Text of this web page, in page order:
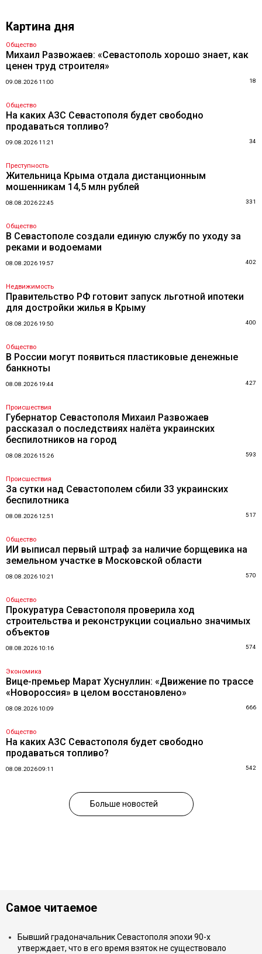
Картина дня
Общество
Михаил Развожаев: «Севастополь хорошо знает, как
ценен труд строителя»
09.08.2026 11:00 18
Общество
На каких АЗС Севастополя будет свободно
продаваться топливо?
09.08.2026 11:21 34
Преступность
Жительница Крыма отдала дистанционным
мошенникам 14,5 млн рублей
08.08.2026 22:45 331
Общество
В Севастополе создали единую службу по уходу за
реками и водоемами
08.08.2026 19:57 402
Недвижимость
Правительство РФ готовит запуск льготной ипотеки
для достройки жилья в Крыму
08.08.2026 19:50 400
Общество
В России могут появиться пластиковые денежные
банкноты
08.08.2026 19:44 427
Происшествия
Губернатор Севастополя Михаил Развожаев
рассказал о последствиях налёта украинских
беспилотников на город
08.08.2026 15:26 593
Происшествия
За сутки над Севастополем сбили 33 украинских
беспилотника
08.08.2026 12:51 517
Общество
ИИ выписал первый штраф за наличие борщевика на
земельном участке в Московской области
08.08.2026 10:21 570
Общество
Прокуратура Севастополя проверила ход
строительства и реконструкции социально значимых
объектов
08.08.2026 10:16 574
Экономика
Вице-премьер Марат Хуснуллин: «Движение по трассе
«Новороссия» в целом восстановлено»
08.08.2026 10:09 666
Общество
На каких АЗС Севастополя будет свободно
продаваться топливо?
08.08.2026 09:11 542
Больше новостей
Самое читаемое
Бывший градоначальник Севастополя эпохи 90-х
утверждает, что в его время взяток не существовало